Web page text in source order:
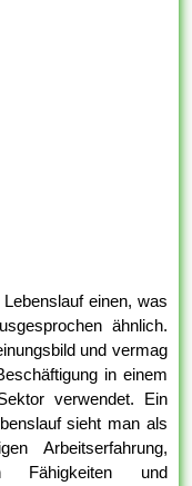
einen, was
ähnlich.
und vermag
in einem
verwendet. Ein
sieht man als
Arbeitserfahrung,
Fähigkeiten und